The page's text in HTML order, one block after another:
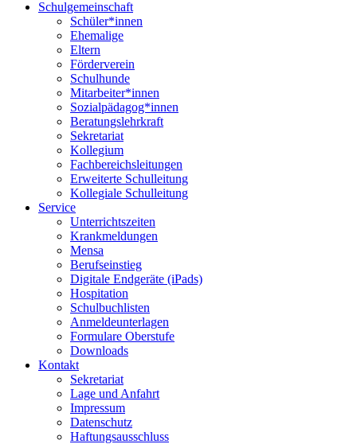
Schulgemeinschaft
Schüler*innen
Ehemalige
Eltern
Förderverein
Schulhunde
Mitarbeiter*innen
Sozialpädagog*innen
Beratungslehrkraft
Sekretariat
Kollegium
Fachbereichsleitungen
Erweiterte Schulleitung
Kollegiale Schulleitung
Service
Unterrichtszeiten
Krankmeldungen
Mensa
Berufseinstieg
Digitale Endgeräte (iPads)
Hospitation
Schulbuchlisten
Anmeldeunterlagen
Formulare Oberstufe
Downloads
Kontakt
Sekretariat
Lage und Anfahrt
Impressum
Datenschutz
Haftungsausschluss